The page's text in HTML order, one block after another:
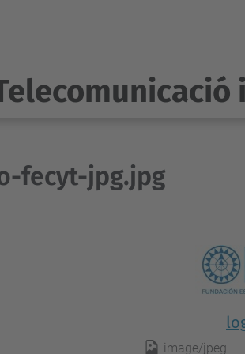
fecyt-jpg.jpg
image/jpeg